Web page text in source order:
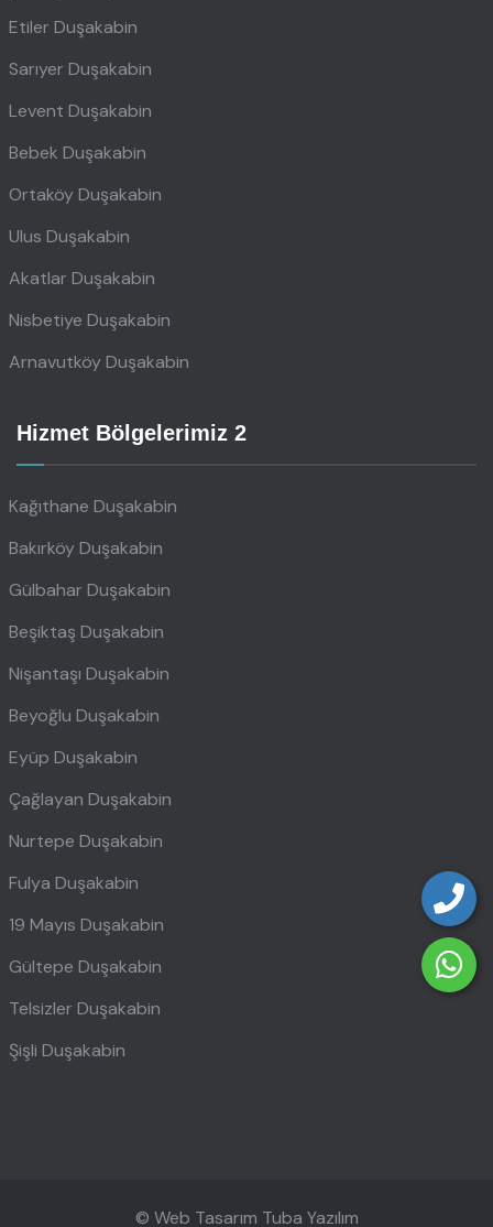
Etiler Duşakabin
Sarıyer Duşakabin
Levent Duşakabin
Bebek Duşakabin
Ortaköy Duşakabin
Ulus Duşakabin
Akatlar Duşakabin
Nisbetiye Duşakabin
Arnavutköy Duşakabin
Hizmet Bölgelerimiz 2
Kağıthane Duşakabin
Bakırköy Duşakabin
Gülbahar Duşakabin
Beşiktaş Duşakabin
Nişantaşı Duşakabin
Beyoğlu Duşakabin
Eyüp Duşakabin
Çağlayan Duşakabin
Nurtepe Duşakabin
Fulya Duşakabin
19 Mayıs Duşakabin
Gültepe Duşakabin
Telsizler Duşakabin
Şişli Duşakabin
© Web Tasarım Tuba Yazılım